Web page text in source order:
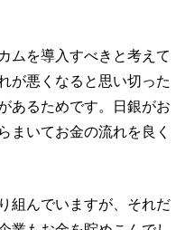
ムを導入すべきと考えて
が悪くなると思い切った
あるためです。日銀がお
まいてお金の流れを良く
組んでいますが、それだ